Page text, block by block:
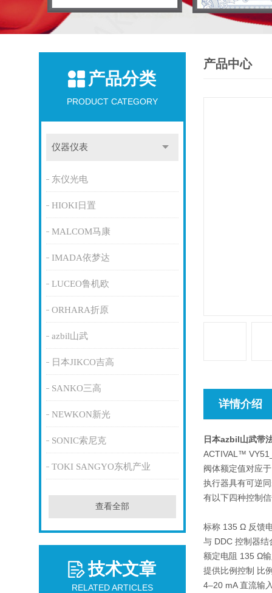
产品分类
PRODUCT CATEGORY
仪器仪表
东仪光电
HIOKI日置
MALCOM马康
IMADA依梦达
LUCEO鲁机欧
ORHARA折原
azbil山武
日本JIKCO吉高
SANKO三高
NEWKON新光
SONIC索尼克
TOKI SANGYO东机产业
查看全部
技术文章
RELATED ARTICLES
产品中心
详情介绍
日本azbil山武带
ACTIVAL™
阀体额定值对应
执行器具有可逆
有以下四种控制
标称 135 Ω 反馈
与 DDC 控制器结
额定电阻 135 Ω
提供比例控制 比
4–20 mA 直流输